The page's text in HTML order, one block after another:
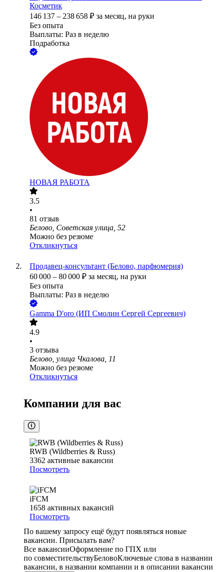
Косметик
146 137 – 238 658 ₽ за месяц, на руки
Без опыта
Выплаты: Раз в неделю
Подработка
НОВАЯ РАБОТА
3.5
•
81 отзыв
Белово, Советская улица, 52
Можно без резюме
Откликнуться
Продавец-консультант (Белово, парфюмерия)
60 000 – 80 000 ₽ за месяц, на руки
Без опыта
Выплаты: Раз в неделю
Gamma D'oro (ИП Смолин Сергей Сергеевич)
4.9
•
3 отзыва
Белово, улица Чкалова, 11
Можно без резюме
Откликнуться
Компании для вас
RWB (Wildberries & Russ)
3362 активные вакансии
Посмотреть
iFCM
1658 активных вакансий
Посмотреть
По вашему запросу ещё будут появляться новые
вакансии. Присылать вам?
Все вакансииОформление по ГПХ или
по совместительствуБеловоКлючевые слова в названии
вакансии, в названии компании и в описании вакансии